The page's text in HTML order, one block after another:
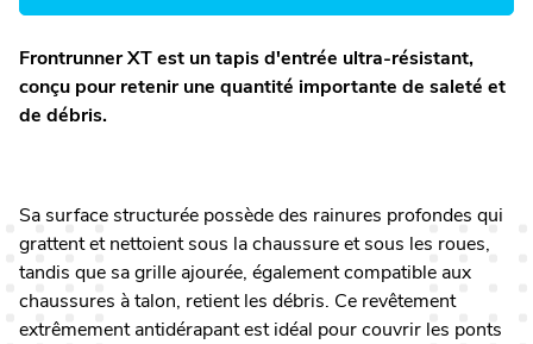
Frontrunner XT est un tapis d'entrée ultra-résistant,
conçu pour retenir une quantité importante de saleté et
de débris.
Sa surface structurée possède des rainures profondes qui
grattent et nettoient sous la chaussure et sous les roues,
tandis que sa grille ajourée, également compatible aux
chaussures à talon, retient les débris. Ce revêtement
extrêmement antidérapant est idéal pour couvrir les ponts